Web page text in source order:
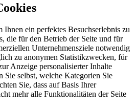
ein perfektes Besuchserlebnis zu
die für den Betrieb der Seite und für
Unternehmensziele notwendig
zu anonymen Statistikzwecken, für
Anzeige personalisierter Inhalte
Sie selbst, welche Kategorien Sie
Sie, dass auf Basis Ihrer
mehr alle Funktionalitäten der Seite